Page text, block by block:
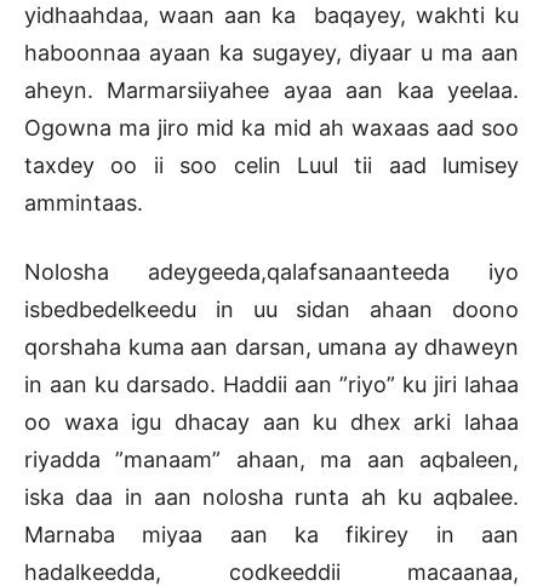
yidhaahdaa, waan aan ka baqayey, wakhti ku
haboonnaa ayaan ka sugayey, diyaar u ma aan
aheyn. Marmarsiiyahee ayaa aan kaa yeelaa.
Ogowna ma jiro mid ka mid ah waxaas aad soo
taxdey oo ii soo celin Luul tii aad lumisey
ammintaas.
Nolosha adeygeeda,qalafsanaanteeda iyo
isbedbedelkeedu in uu sidan ahaan doono
qorshaha kuma aan darsan, umana ay dhaweyn
in aan ku darsado. Haddii aan ”riyo” ku jiri lahaa
oo waxa igu dhacay aan ku dhex arki lahaa
riyadda ”manaam” ahaan, ma aan aqbaleen,
iska daa in aan nolosha runta ah ku aqbalee.
Marnaba miyaa aan ka fikirey in aan
hadalkeedda, codkeeddii macaanaa,